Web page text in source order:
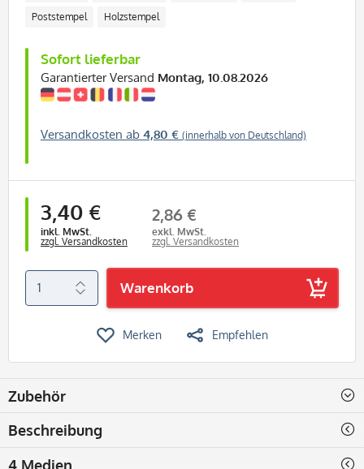
Poststempel Holzstempel
Sofort lieferbar
Garantierter Versand Montag, 10.08.2026
Versandkosten ab 4,80 € (innerhalb von Deutschland)
3,40 €
inkl. MwSt.
zzgl. Versandkosten
2,86 €
exkl. MwSt.
zzgl. Versandkosten
Warenkorb
Merken Empfehlen
Zubehör
Beschreibung
4 Medien